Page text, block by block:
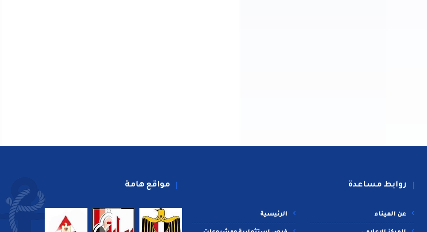
روابط مساعدة
الرئيسية عن الميناء
مواقع هامة